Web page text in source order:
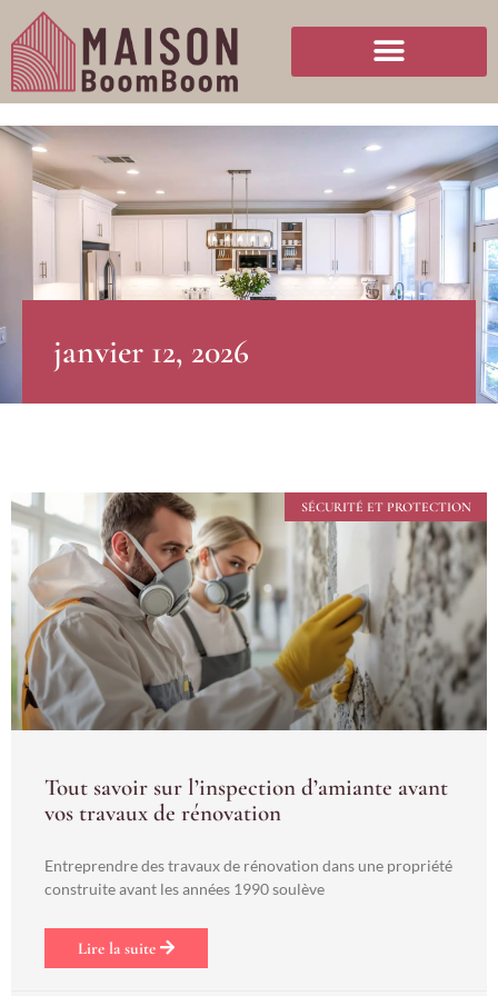
janvier 12, 2026
SÉCURITÉ ET PROTECTION
Tout savoir sur l’inspection d’amiante avant
vos travaux de rénovation
Entreprendre des travaux de rénovation dans une propriété
construite avant les années 1990 soulève
Lire la suite